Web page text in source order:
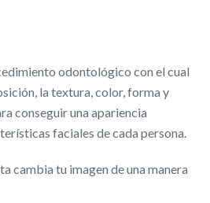
odontológico con el cual
la textura, color, forma y
conseguir una apariencia
faciales de cada persona.
cambia tu imagen de una manera